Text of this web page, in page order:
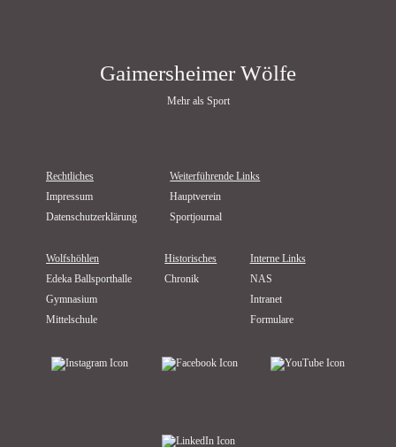
Gaimersheimer Wölfe
Mehr als Sport
Rechtliches
Impressum
Datenschutzerklärung
Weiterführende Links
Hauptverein
Sportjournal
Wolfshöhlen
Edeka Ballsporthalle
Gymnasium
Mittelschule
Historisches
Chronik
Interne Links
NAS
Intranet
Formulare